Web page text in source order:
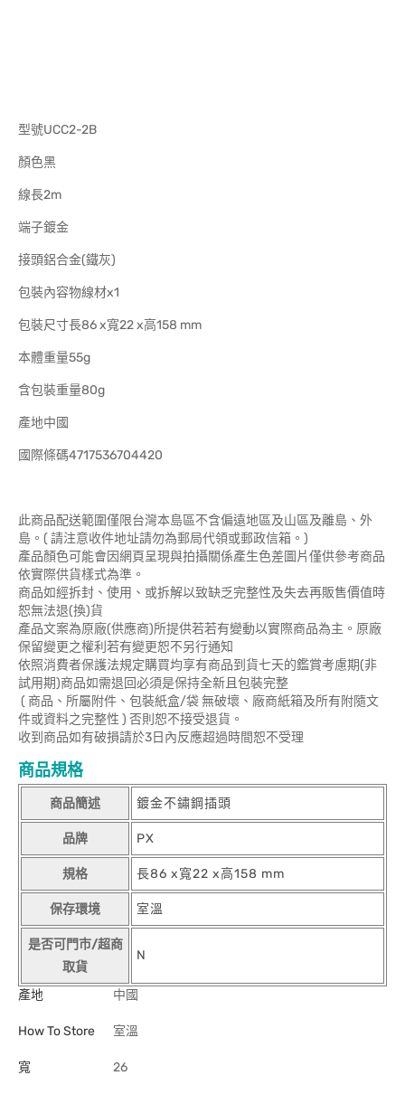
型號UCC2-2B
顏色黑
線長2m
端子鍍金
接頭鋁合金(鐵灰)
包裝內容物線材x1
包裝尺寸長86 x寬22 x高158 mm
本體重量55g
含包裝重量80g
產地中國
國際條碼4717536704420
此商品配送範圍僅限台灣本島區不含偏遠地區及山區及離島、外
島。( 請注意收件地址請勿為郵局代領或郵政信箱。)
產品顏色可能會因網頁呈現與拍攝關係產生色差圖片僅供參考商品
依實際供貨樣式為準。
商品如經拆封、使用、或拆解以致缺乏完整性及失去再販售價值時
恕無法退(換)貨
產品文案為原廠(供應商)所提供若若有變動以實際商品為主。原廠
保留變更之權利若有變更恕不另行通知
依照消費者保護法規定購買均享有商品到貨七天的鑑賞考慮期(非
試用期)商品如需退回必須是保持全新且包裝完整
( 商品、所屬附件、包裝紙盒/袋 無破壞、廠商紙箱及所有附隨文
件或資料之完整性 ) 否則恕不接受退貨。
收到商品如有破損請於3日內反應超過時間恕不受理
商品規格
商品簡述 鍍金不鏽鋼插頭
品牌 PX
規格 長86 x寬22 x高158 mm
保存環境 室溫
是否可門市/超商
取貨
N
產地 中國
How To Store 室溫
寬 26